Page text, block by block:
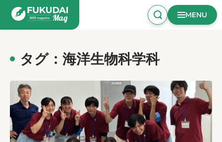
MENU
タグ：海洋生物科学科